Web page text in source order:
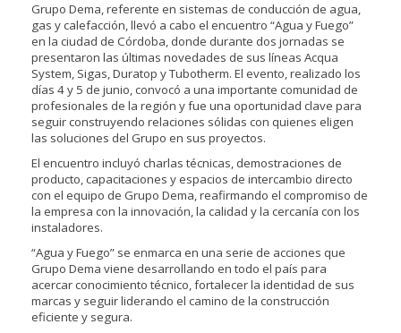
Grupo Dema, referente en sistemas de conducción de agua,
gas y calefacción, llevó a cabo el encuentro “Agua y Fuego”
en la ciudad de Córdoba, donde durante dos jornadas se
presentaron las últimas novedades de sus líneas Acqua
System, Sigas, Duratop y Tubotherm. El evento, realizado los
días 4 y 5 de junio, convocó a una importante comunidad de
profesionales de la región y fue una oportunidad clave para
seguir construyendo relaciones sólidas con quienes eligen
las soluciones del Grupo en sus proyectos.
El encuentro incluyó charlas técnicas, demostraciones de
producto, capacitaciones y espacios de intercambio directo
con el equipo de Grupo Dema, reafirmando el compromiso de
la empresa con la innovación, la calidad y la cercanía con los
instaladores.
“Agua y Fuego” se enmarca en una serie de acciones que
Grupo Dema viene desarrollando en todo el país para
acercar conocimiento técnico, fortalecer la identidad de sus
marcas y seguir liderando el camino de la construcción
eficiente y segura.